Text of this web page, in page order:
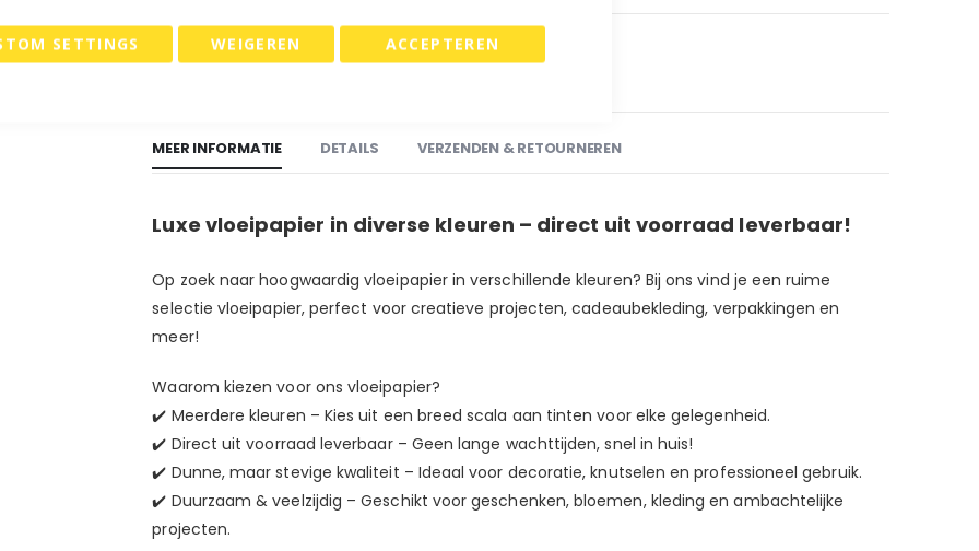
ACCEPTEREN
SETTINGS WEIGEREN
IN WINKELWAGEN
MEER INFORMATIE
Luxe vloeipapier in diverse kleuren – direct uit voorraad leverbaar!
Op zoek naar hoogwaardig vloeipapier in verschillende kleuren? Bij ons vind je een ruime
selectie vloeipapier, perfect voor creatieve projecten, cadeaubekleding, verpakkingen en
meer!
Waarom kiezen voor ons vloeipapier?
✔️ Meerdere kleuren – Kies uit een breed scala aan tinten voor elke gelegenheid.
✔️ Direct uit voorraad leverbaar – Geen lange wachttijden, snel in huis!
✔️ Dunne, maar stevige kwaliteit – Ideaal voor decoratie, knutselen en professioneel gebruik.
✔️ Duurzaam & veelzijdig – Geschikt voor geschenken, bloemen, kleding en ambachtelijke
projecten.
DETAILS VERZENDEN & RETOURNEREN